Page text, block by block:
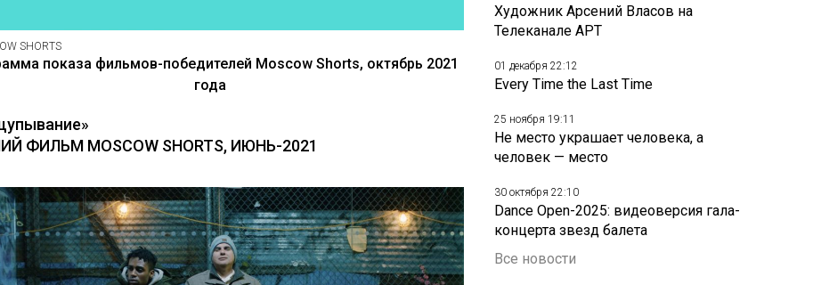
SHORTS
показа фильмов-победителей Moscow Shorts, октябрь 2021
года
ФИЛЬМ MOSCOW SHORTS, ИЮНЬ-2021
Художник Арсений Власов на
Телеканале АРТ
01 декабря 22:12
Every Time the Last Time
25 ноября 19:11
Не место украшает человека, а
человек — место
30 октября 22:10
Dance Open-2025: видеоверсия гала-
концерта звезд балета
Все новости